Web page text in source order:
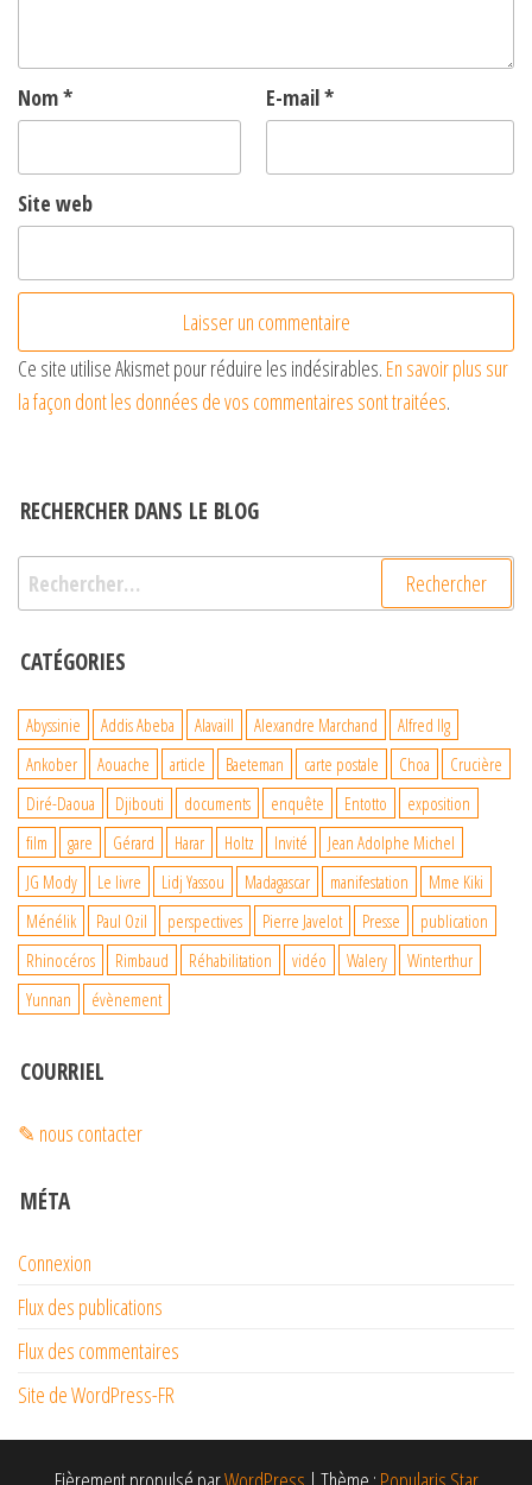
Nom* E-mail*
Site web
Ce site utilise Akismet pour réduire les indésirables. En savoir plus sur
la façon dont les données de vos commentaires sont traitées.
RECHERCHER DANS LE BLOG
Rechercher :
CATÉGORIES
Abyssinie Addis Abeba Alavaill Alexandre Marchand
Alfred Ilg
Ankober
Aouache article Baeteman carte postale Choa
Crucière
Diré-Daoua
Djibouti documents enquête Entotto
exposition
film
gare Gérard Harar Holtz Invité
Jean Adolphe Michel
JG Mody
Le livre Lidj Yassou Madagascar manifestation
Mme Kiki
Ménélik
Paul Ozil perspectives Pierre Javelot Presse
publication
Rhinocéros
Rimbaud Réhabilitation vidéo Walery
Winterthur
Yunnan
évènement
COURRIEL
✎ nous contacter
MÉTA
Connexion
Flux des publications
Flux des commentaires
Site de WordPress-FR